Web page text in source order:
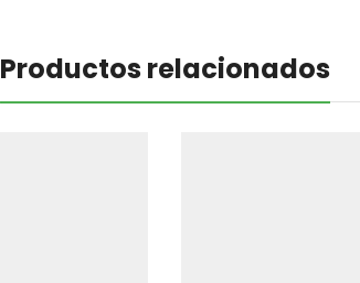
Productos relacionados